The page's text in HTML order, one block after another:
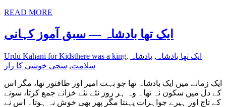
READ MORE
ایک تھا بادشاہ — سبق آموز کہانی
Urdu Kahani for Kidsthere was a king, ایک تھا بادشاہ , بادشاہ
سلامت, سچی خوشی کا راز
ایک زمانے میں ایک بادشاہ تھا جو بہت امیر اور طاقتور تھا، مگر اس
کے دل میں سکون نہ تھا۔ وہ ہر روز نئے نئے خزانے جمع کرتا، سونے
کے تاج اور ہیرے جواہرات پہنتا مگر پھر بھی خوش نہ ہوتا۔ اس نے